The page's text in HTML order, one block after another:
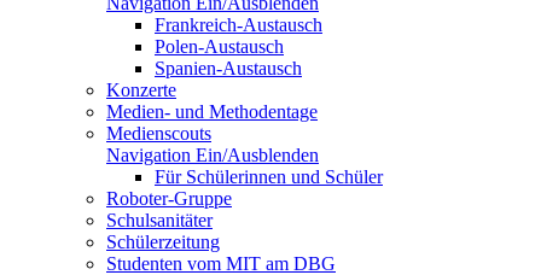
Frankreich-Austausch
Polen-Austausch
Spanien-Austausch
Konzerte
Medien- und Methodentage
Medienscouts
Navigation Ein/Ausblenden
Für Schülerinnen und Schüler
Roboter-Gruppe
Schulsanitäter
Schülerzeitung
Studenten vom MIT am DBG